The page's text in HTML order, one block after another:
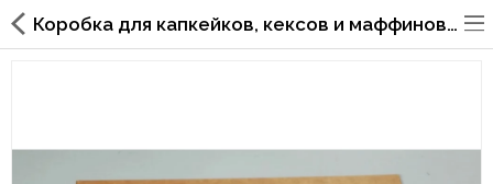
Коробка для капкейков, кексов и маффинов 6 шт 250*170*80 мм. (с окошком) бурая.